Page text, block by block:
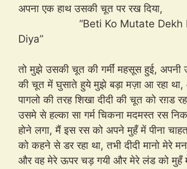
अपना एक हाथ उसकी चूत
“Beti Ko Mutate Dekh
Diya”
तो मुझे उसकी चूत की गर्मीं महसूस हुई, अपनी
की चूत में घुसाते हुये मुझे बड़ा मज़ा आ रहा
पागलो की तरह शिखा दीदी की चूत को रग़ड
उसमे से हल्का सा गर्म चिकना मदमस्त रस
होने लगा, मैं इस रस को अपने मुहँ में पीना
को कहने से डर रहा था, तभी दीदी मानो मेरे
और वह मेरे ऊपर चड़ गयी और मेरे लंड को मुहँ